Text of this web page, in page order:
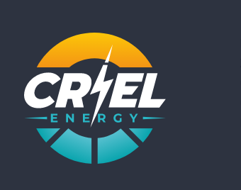
PRESTATIE
TARGETING
FUNCTIONEEL
NIET-GECLASSIFICEERD
ALLES ACCEPTEREN